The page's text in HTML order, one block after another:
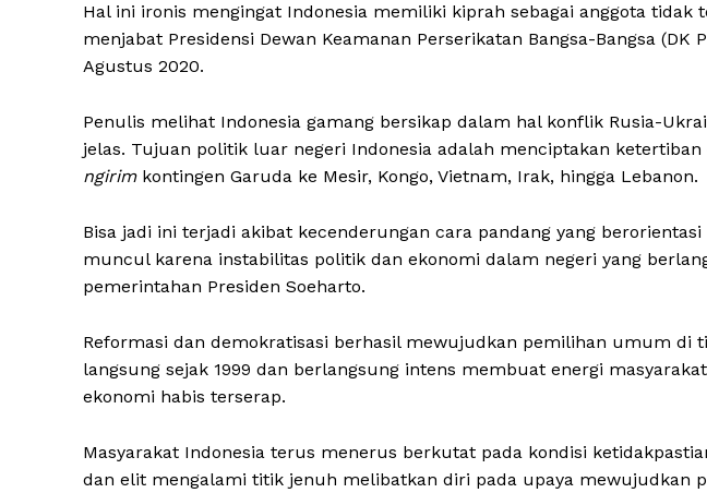
Hal ini ironis mengingat Indonesia memiliki kiprah sebagai anggota tidak
menjabat Presidensi Dewan Keamanan Perserikatan Bangsa-Bangsa (DK
Agustus 2020.
Penulis melihat Indonesia gamang bersikap dalam hal konflik Rusia-
jelas. Tujuan politik luar negeri Indonesia adalah menciptakan
ngirimkontingen Garuda ke Mesir, Kongo, Vietnam, Irak, hingga Lebanon.
Bisa jadi ini terjadi akibat kecenderungan cara pandang yang
muncul karena instabilitas politik dan ekonomi dalam negeri yang
pemerintahan Presiden Soeharto.
Reformasi dan demokratisasi berhasil mewujudkan pemilihan umum di
langsung sejak 1999 dan berlangsung intens membuat energi
ekonomi habis terserap.
Masyarakat Indonesia terus menerus berkutat pada kondisi
dan elit mengalami titik jenuh melibatkan diri pada upaya mewujudkan